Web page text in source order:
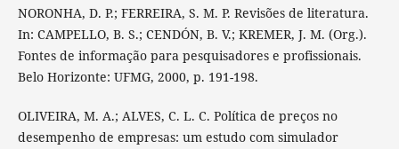
NORONHA, D. P.; FERREIRA, S. M. P. Revisões de literatura.
In: CAMPELLO, B. S.; CENDÓN, B. V.; KREMER, J. M. (Org.).
Fontes de informação para pesquisadores e profissionais.
Belo Horizonte: UFMG, 2000, p. 191-198.
OLIVEIRA, M. A.; ALVES, C. L. C. Política de preços no
desempenho de empresas: um estudo com simulador